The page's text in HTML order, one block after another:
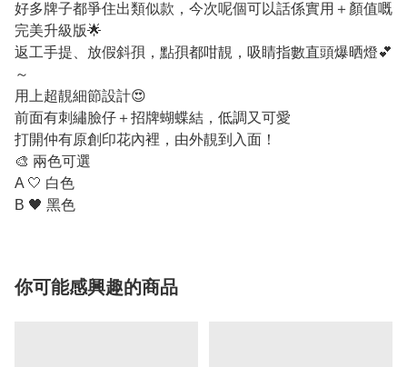
好多牌子都爭住出類似款，今次呢個可以話係實用＋顏值嘅
完美升級版🌟
返工手提、放假斜孭，點孭都咁靚，吸睛指數直頭爆晒燈💕
～
用上超靚細節設計😍
前面有刺繡臉仔＋招牌蝴蝶結，低調又可愛
打開仲有原創印花內裡，由外靚到入面！
🎨 兩色可選
A 🤍 白色
B 🖤 黑色
你可能感興趣的商品